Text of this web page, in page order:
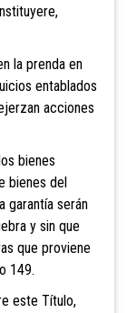
la prenda en
entablados
acciones
bienes
bienes del
garantía serán
y sin que
que proviene
149.
este Título,